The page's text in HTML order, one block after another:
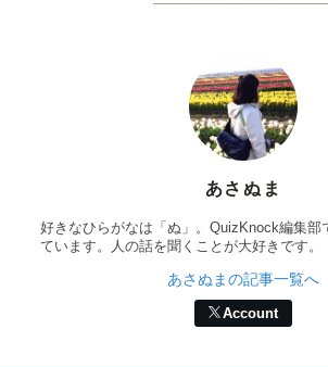
あさぬま
好きなひらがなは「ぬ」。QuizKnock編集部
ています。人の話を聞くことが大好きです。
あさぬまの記事一覧へ
Account